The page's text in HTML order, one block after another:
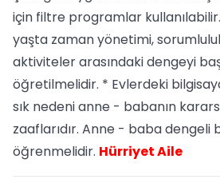
için filtre programlar
yaşta zaman yönetimi,
aktiviteler arasındaki dengeyi
öğretilmelidir. * Evlerdeki
sık nedeni anne - babanın
zaaflarıdır. Anne - baba dengeli
öğrenmelidir. Hürriyet Aile